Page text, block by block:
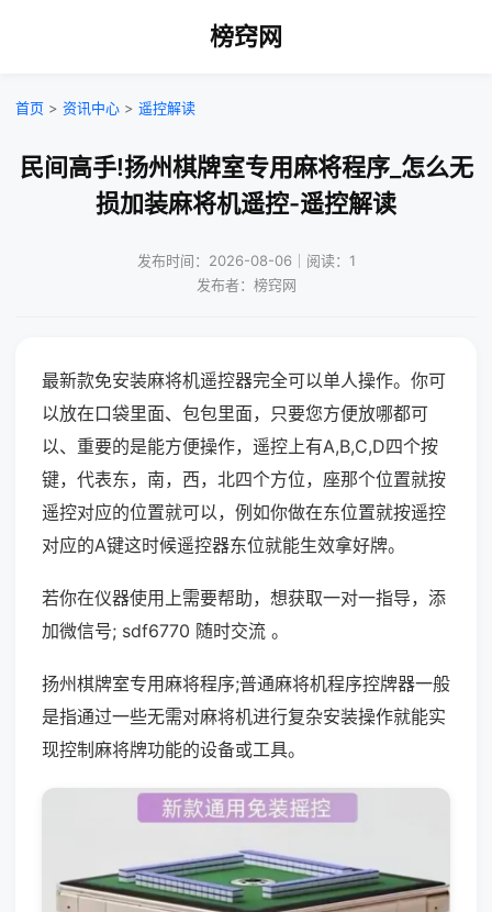
榜窍网
首页 > 资讯中心 > 遥控解读
民间高手!扬州棋牌室专用麻将程序_怎么无
损加装麻将机遥控-遥控解读
发布时间：2026-08-06｜阅读：1
发布者：榜窍网
最新款免安装麻将机遥控器完全可以单人操作。你可
以放在口袋里面、包包里面，只要您方便放哪都可
以、重要的是能方便操作，遥控上有A,B,C,D四个按
键，代表东，南，西，北四个方位，座那个位置就按
遥控对应的位置就可以，例如你做在东位置就按遥控
对应的A键这时候遥控器东位就能生效拿好牌。
若你在仪器使用上需要帮助，想获取一对一指导，添
加微信号; sdf6770 随时交流 。
扬州棋牌室专用麻将程序;普通麻将机程序控牌器一般
是指通过一些无需对麻将机进行复杂安装操作就能实
现控制麻将牌功能的设备或工具。